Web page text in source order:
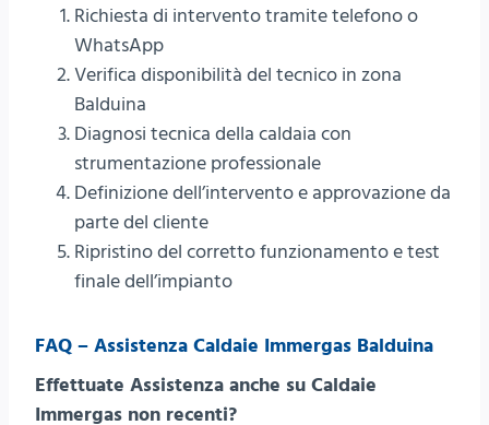
Richiesta di intervento tramite telefono o
WhatsApp
Verifica disponibilità del tecnico in zona
Balduina
Diagnosi tecnica della caldaia con
strumentazione professionale
Definizione dell’intervento e approvazione da
parte del cliente
Ripristino del corretto funzionamento e test
finale dell’impianto
FAQ – Assistenza Caldaie Immergas Balduina
Effettuate Assistenza anche su Caldaie
Immergas non recenti?